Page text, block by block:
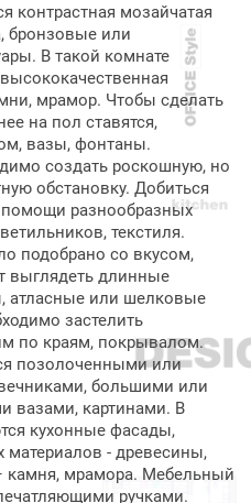
контрастная мозайчатая
бронзовые или
В такой комнате
мрамор. Чтобы сделать
на пол ставятся,
вазы, фонтаны.
создать роскошную, но
обстановку. Добиться
разнообразных
текстиля.
подобрано со вкусом,
выглядеть длинные
атласные или шелковые
застелить
по краям, покрывалом.
позолоченными или
большими или
вазами, картинами. В
кухонные фасады,
материалов - древесины,
камня, мрамора. Мебельный
ручками.